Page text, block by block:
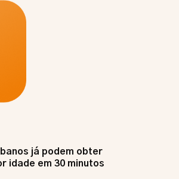
já podem obter
idade em 30 minutos